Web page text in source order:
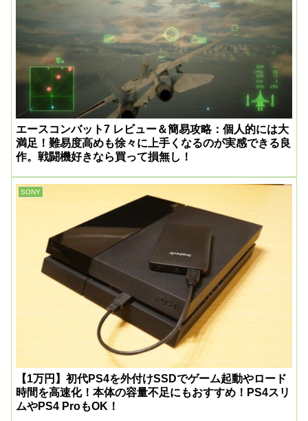
エースコンバット7 レビュー＆簡易攻略：個人的には大
満足！難易度高めも徐々に上手くなるのが実感できる良
作。戦闘機好きなら買って損無し！
SONY
【1万円】初代PS4を外付けSSDでゲーム起動やロード
時間を高速化！本体の容量不足にもおすすめ！PS4スリ
ムやPS4 ProもOK！